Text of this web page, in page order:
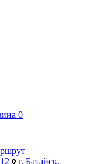
0
г. Батайск,